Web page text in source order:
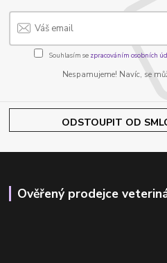
Souhlasím se zpracováním osobních
Nespamujeme! Navíc, se
ODSTOUPIT OD
Ověřený prodejce